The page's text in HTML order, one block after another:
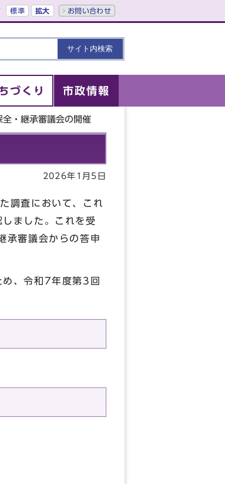
標準 拡大 お問い合わせ
づくり 市政情報
・継承審議会の開催
2026年1月5日
調査において、これ
ました。これを受
承審議会からの答申
、令和7年度第3回